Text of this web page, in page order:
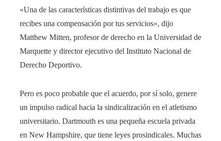
«Una de las características distintivas del trabajo es que
recibes una compensación por tus servicios», dijo
Matthew Mitten, profesor de derecho en la Universidad de
Marquette y director ejecutivo del Instituto Nacional de
Derecho Deportivo.
Pero es poco probable que el acuerdo, por sí solo, genere
un impulso radical hacia la sindicalización en el atletismo
universitario. Dartmouth es una pequeña escuela privada
en New Hampshire, que tiene leyes prosindicales. Muchas